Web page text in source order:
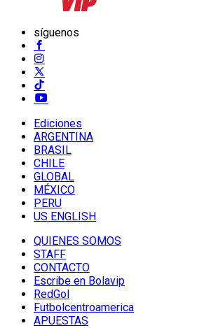
síguenos
Ediciones
ARGENTINA
BRASIL
CHILE
GLOBAL
MÉXICO
PERU
US ENGLISH
QUIENES SOMOS
STAFF
CONTACTO
Escribe en Bolavip
RedGol
Futbolcentroamerica
APUESTAS